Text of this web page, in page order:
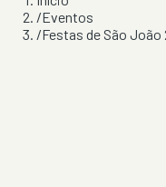
/Eventos
/Festas de São João